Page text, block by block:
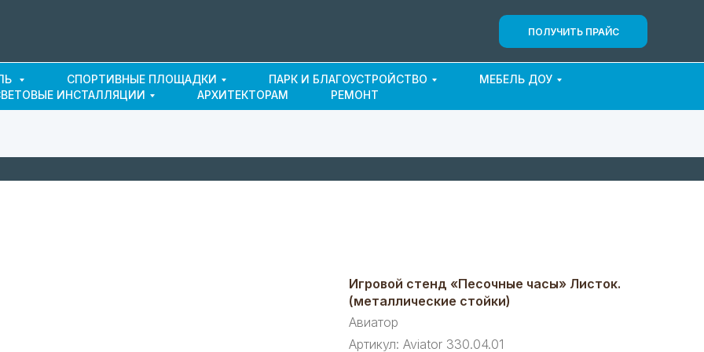
ПОЛУЧИТЬ ПРАЙС
СПОРТИВНЫЕ ПЛОЩАДКИ ПАРК И БЛАГОУСТРОЙСТВО
МЕБЕЛЬ ДОУ
ИНСТАЛЛЯЦИИ
АРХИТЕКТОРАМ РЕМОНТ
Игровой стенд «Песочные часы» Листок.
(металлические стойки)
Авиатор
Артикул: Aviator 330.04.01